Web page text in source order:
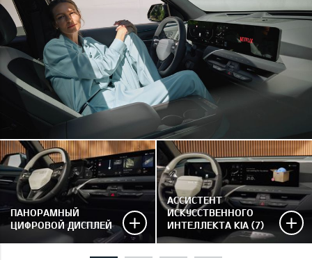
ПАНОРАМНЫЙ
ЦИФРОВОЙ ДИСПЛЕЙ
АССИСТЕНТ
ИСКУССТВЕННОГО
ИНТЕЛЛЕКТА KIA (7)